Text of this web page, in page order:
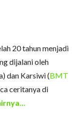
20 tahun menjadi
dijalani oleh
dan Karsiwi (BMT
ceritanya di